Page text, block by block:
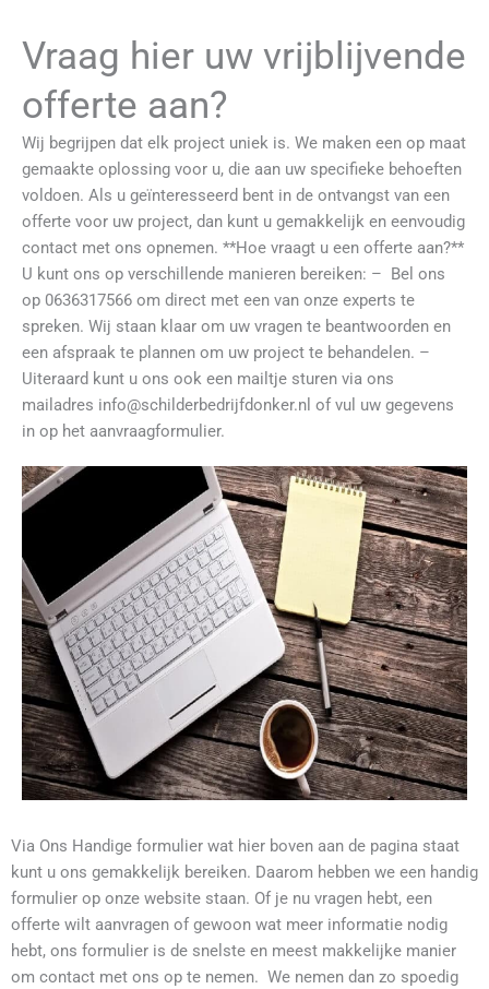
k
-
Vraag hier uw vrijblijvende
offerte aan?
Wij begrijpen dat elk project uniek is. We maken een op maat
gemaakte oplossing voor u, die aan uw specifieke behoeften
voldoen. Als u geïnteresseerd bent in de ontvangst van een
offerte voor uw project, dan kunt u gemakkelijk en eenvoudig
contact met ons opnemen. **Hoe vraagt u een offerte aan?**
U kunt ons op verschillende manieren bereiken: – Bel ons
op 0636317566 om direct met een van onze experts te
spreken. Wij staan klaar om uw vragen te beantwoorden en
een afspraak te plannen om uw project te behandelen. –
Uiteraard kunt u ons ook een mailtje sturen via ons
mailadres info@schilderbedrijfdonker.nl of vul uw gegevens
in op het aanvraagformulier.
Via Ons Handige formulier wat hier boven aan de pagina staat
kunt u ons gemakkelijk bereiken. Daarom hebben we een handig
formulier op onze website staan. Of je nu vragen hebt, een
offerte wilt aanvragen of gewoon wat meer informatie nodig
hebt, ons formulier is de snelste en meest makkelijke manier
om contact met ons op te nemen. We nemen dan zo spoedig